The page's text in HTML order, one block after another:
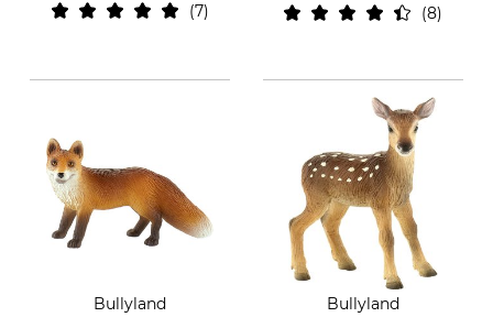
7
8
Bullyland
Bullyland